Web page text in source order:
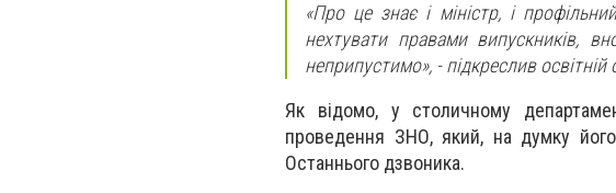
«Про це знає і міністр, і
нехтувати правами випускників,
неприпустимо», - підкреслив
Як відомо, у столичному
проведення ЗНО, який, на думку його
Останнього дзвоника.